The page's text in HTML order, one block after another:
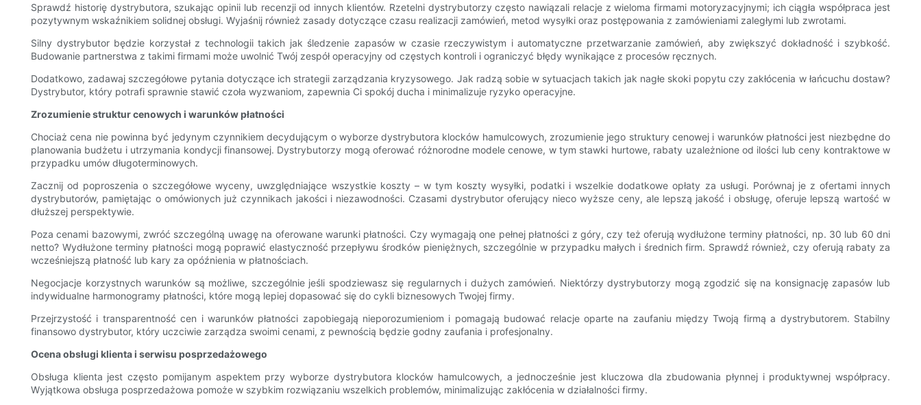
Sprawdź historię dystrybutora, szukając opinii lub recenzji od innych klientów. Rzetelni dystrybutorzy często nawiązali relacje z wieloma firmami motoryzacyjnymi; ich ciągła współpraca jest
pozytywnym wskaźnikiem solidnej obsługi. Wyjaśnij również zasady dotyczące czasu realizacji zamówień, metod wysyłki oraz postępowania z zamówieniami zaległymi lub zwrotami.
Silny dystrybutor będzie korzystał z technologii takich jak śledzenie zapasów w czasie rzeczywistym i automatyczne przetwarzanie zamówień, aby zwiększyć dokładność i szybkość.
Budowanie partnerstwa z takimi firmami może uwolnić Twój zespół operacyjny od częstych kontroli i ograniczyć błędy wynikające z procesów ręcznych.
Dodatkowo, zadawaj szczegółowe pytania dotyczące ich strategii zarządzania kryzysowego. Jak radzą sobie w sytuacjach takich jak nagłe skoki popytu czy zakłócenia w łańcuchu dostaw?
Dystrybutor, który potrafi sprawnie stawić czoła wyzwaniom, zapewnia Ci spokój ducha i minimalizuje ryzyko operacyjne.
Zrozumienie struktur cenowych i warunków płatności
Chociaż cena nie powinna być jedynym czynnikiem decydującym o wyborze dystrybutora klocków hamulcowych, zrozumienie jego struktury cenowej i warunków płatności jest niezbędne do
planowania budżetu i utrzymania kondycji finansowej. Dystrybutorzy mogą oferować różnorodne modele cenowe, w tym stawki hurtowe, rabaty uzależnione od ilości lub ceny kontraktowe w
przypadku umów długoterminowych.
Zacznij od poproszenia o szczegółowe wyceny, uwzględniające wszystkie koszty – w tym koszty wysyłki, podatki i wszelkie dodatkowe opłaty za usługi. Porównaj je z ofertami innych
dystrybutorów, pamiętając o omówionych już czynnikach jakości i niezawodności. Czasami dystrybutor oferujący nieco wyższe ceny, ale lepszą jakość i obsługę, oferuje lepszą wartość w
dłuższej perspektywie.
Poza cenami bazowymi, zwróć szczególną uwagę na oferowane warunki płatności. Czy wymagają one pełnej płatności z góry, czy też oferują wydłużone terminy płatności, np. 30 lub 60 dni
netto? Wydłużone terminy płatności mogą poprawić elastyczność przepływu środków pieniężnych, szczególnie w przypadku małych i średnich firm. Sprawdź również, czy oferują rabaty za
wcześniejszą płatność lub kary za opóźnienia w płatnościach.
Negocjacje korzystnych warunków są możliwe, szczególnie jeśli spodziewasz się regularnych i dużych zamówień. Niektórzy dystrybutorzy mogą zgodzić się na konsignację zapasów lub
indywidualne harmonogramy płatności, które mogą lepiej dopasować się do cykli biznesowych Twojej firmy.
Przejrzystość i transparentność cen i warunków płatności zapobiegają nieporozumieniom i pomagają budować relacje oparte na zaufaniu między Twoją firmą a dystrybutorem. Stabilny
finansowo dystrybutor, który uczciwie zarządza swoimi cenami, z pewnością będzie godny zaufania i profesjonalny.
Ocena obsługi klienta i serwisu posprzedażowego
Obsługa klienta jest często pomijanym aspektem przy wyborze dystrybutora klocków hamulcowych, a jednocześnie jest kluczowa dla zbudowania płynnej i produktywnej współpracy.
Wyjątkowa obsługa posprzedażowa pomoże w szybkim rozwiązaniu wszelkich problemów, minimalizując zakłócenia w działalności firmy.